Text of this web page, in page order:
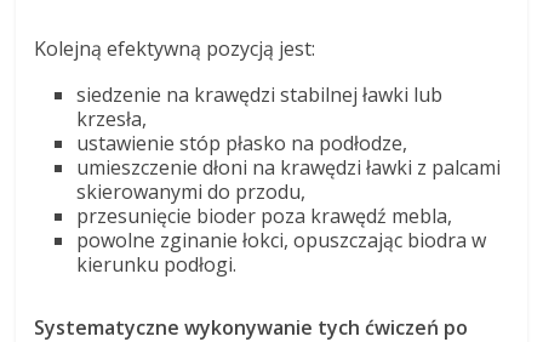
Kolejną efektywną pozycją jest:
siedzenie na krawędzi stabilnej ławki lub
krzesła,
ustawienie stóp płasko na podłodze,
umieszczenie dłoni na krawędzi ławki z palcami
skierowanymi do przodu,
przesunięcie bioder poza krawędź mebla,
powolne zginanie łokci, opuszczając biodra w
kierunku podłogi.
Systematyczne wykonywanie tych ćwiczeń po